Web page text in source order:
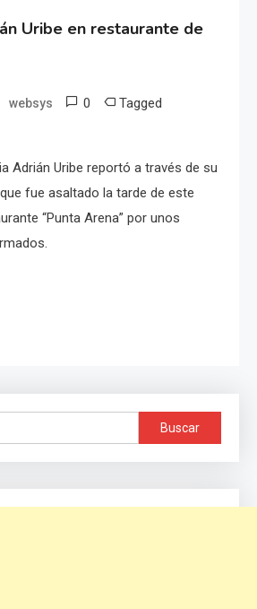
Uribe en restaurante de
websys 0 Tagged
Adrián Uribe reportó a través de su
fue asaltado la tarde de este
“Punta Arena” por unos
Buscar: